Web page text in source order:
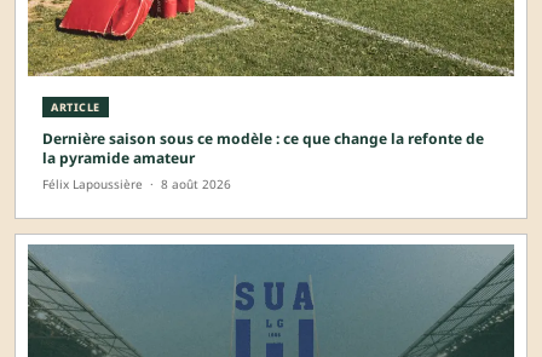
ARTICLE
Dernière saison sous ce modèle : ce que change la refonte de
la pyramide amateur
Félix Lapoussière · 8 août 2026